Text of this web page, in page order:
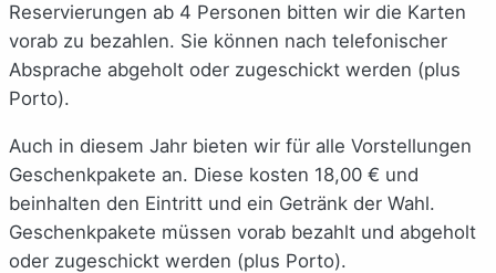
Reservierungen ab 4 Personen bitten wir die Karten
vorab zu bezahlen. Sie können nach telefonischer
Absprache abgeholt oder zugeschickt werden (plus
Porto).
Auch in diesem Jahr bieten wir für alle Vorstellungen
Geschenkpakete an. Diese kosten 18,00 € und
beinhalten den Eintritt und ein Getränk der Wahl.
Geschenkpakete müssen vorab bezahlt und abgeholt
oder zugeschickt werden (plus Porto).